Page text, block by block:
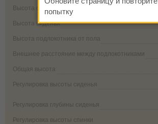
Высота спинки
Высота сиденья
Высота подлокотника от пола
Внешнее расстояние между подлокотниками
Общая высота
Регулировка высоты сиденья
Регулировка глубины сиденья
Регулировка высоты спинки
попытку